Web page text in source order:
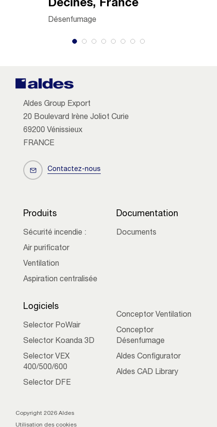
Décines, France
Désenfumage
Aldes Group Export
20 Boulevard Irène Joliot Curie
69200 Vénissieux
FRANCE
Contactez-nous
Produits
Sécurité incendie :
Air purificator
Ventilation
Aspiration centralisée
Documentation
Documents
Logiciels
Selector PoWair
Selector Koanda 3D
Selector VEX
400/500/600
Selector DFE
Conceptor Ventilation
Conceptor
Désenfumage
Aldes Configurator
Aldes CAD Library
Copyright 2026 Aldes
Utilisation des cookies